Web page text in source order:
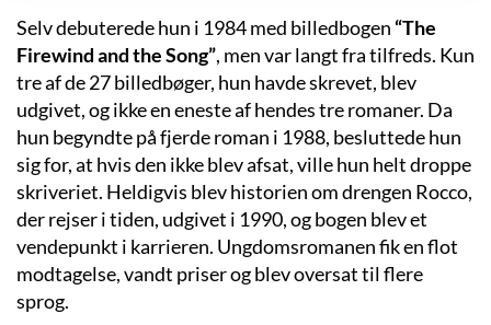
Selv debuterede hun i 1984 med billedbogen “The
Firewind and the Song”, men var langt fra tilfreds. Kun
tre af de 27 billedbøger, hun havde skrevet, blev
udgivet, og ikke en eneste af hendes tre romaner. Da
hun begyndte på fjerde roman i 1988, besluttede hun
sig for, at hvis den ikke blev afsat, ville hun helt droppe
skriveriet. Heldigvis blev historien om drengen Rocco,
der rejser i tiden, udgivet i 1990, og bogen blev et
vendepunkt i karrieren. Ungdomsromanen fik en flot
modtagelse, vandt priser og blev oversat til flere
sprog.